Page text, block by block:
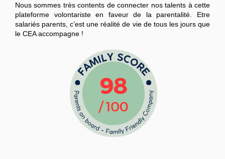
Nous sommes très contents de connecter nos talents à cette
plateforme volontariste en faveur de la parentalité. Etre
salariés parents, c’est une réalité de vie de tous les jours que
le CEA accompagne !